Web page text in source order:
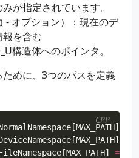
が指定されています。
- オプション）：現在のデ
報を含む
構造体へのポインタ。
めに、3つのパスを定義
[MAX_PATH]
[MAX_PATH]
[MAX_PATH] =
CPP